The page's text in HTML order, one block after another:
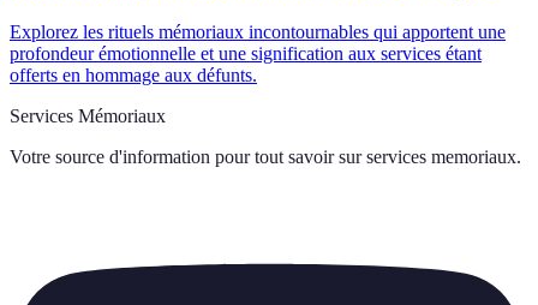
Explorez les rituels mémoriaux incontournables qui apportent une
profondeur émotionnelle et une signification aux services étant
offerts en hommage aux défunts.
Services Mémoriaux
Votre source d'information pour tout savoir sur services memoriaux.